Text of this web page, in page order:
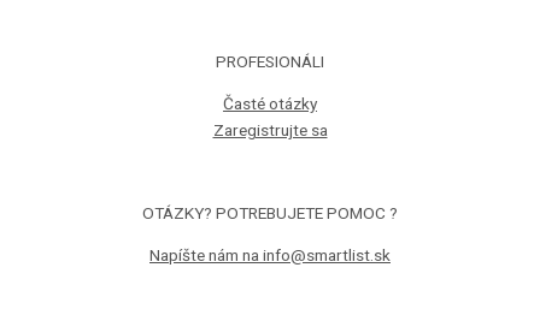
PROFESIONÁLI
Časté otázky
Zaregistrujte sa
OTÁZKY? POTREBUJETE POMOC ?
Napíšte nám na info@smartlist.sk